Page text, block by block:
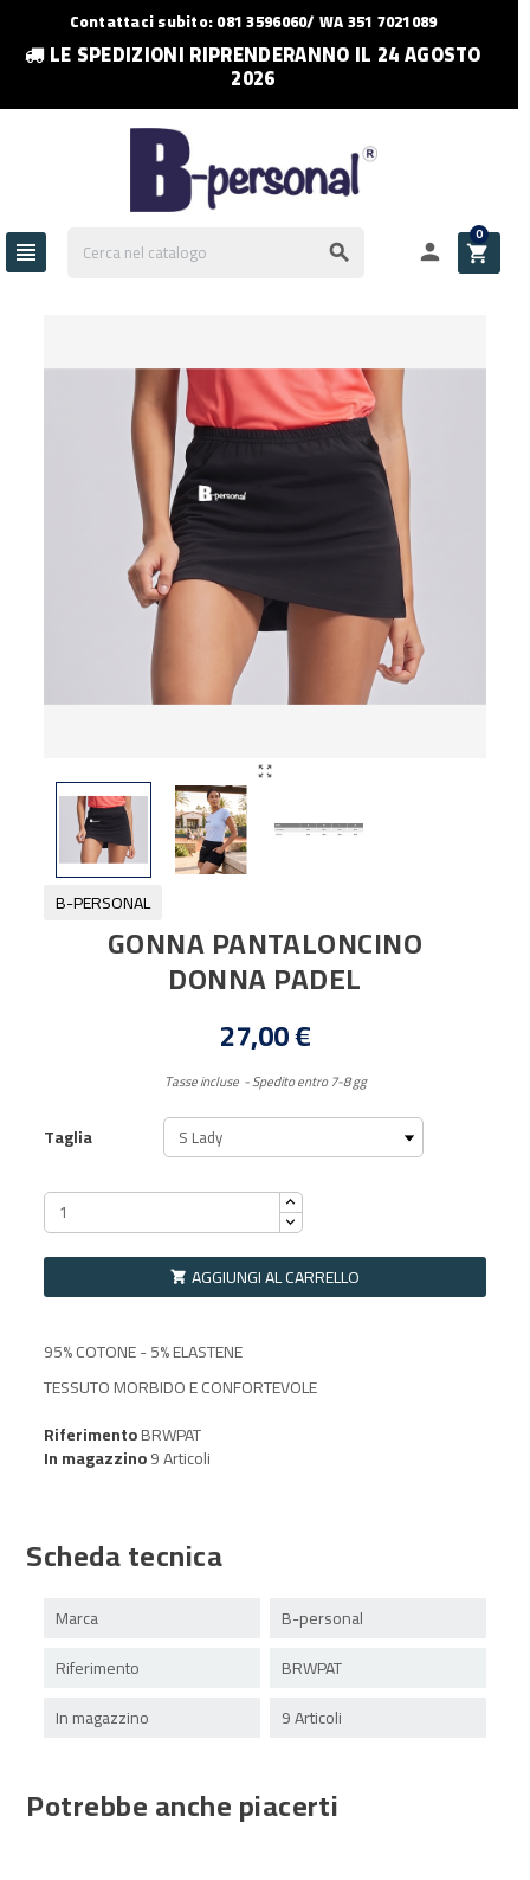
Contattaci subito: 081 3596060/ WA 351 7021089
LE SPEDIZIONI RIPRENDERANNO IL 24 AGOSTO
2026
   
0

B-PERSONAL
GONNA PANTALONCINO
DONNA PADEL
27,00 €
Tasse incluse Spedito entro 7-8 gg
Taglia
 AGGIUNGI AL CARRELLO
95% COTONE - 5% ELASTENE
TESSUTO MORBIDO E CONFORTEVOLE
RiferimentoBRWPAT
In magazzino9 Articoli
Scheda tecnica
Marca
B-personal
Riferimento
BRWPAT
In magazzino
9 Articoli
Potrebbe anche piacerti